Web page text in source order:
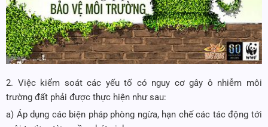
2. Việc kiểm soát các yếu tố có nguy cơ gây ô nhiễm môi
trường đất phải được thực hiện như sau:
a) Áp dụng các biện pháp phòng ngừa, hạn chế các tác động tới